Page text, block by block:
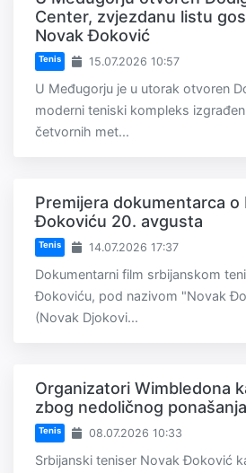
Center, zvjezdanu listu
Novak Đoković
Tenis 15.07.2026 10:57
U Međugorju je u utorak otvoren
moderni teniski kompleks
četvornih met...
Premijera dokumentarca o
Đokoviću 20. avgusta
Tenis 14.07.2026 17:37
Dokumentarni film srbijanskom
Đokoviću, pod nazivom "Novak
(Novak Djokovi...
Organizatori Wimbledona
zbog nedoličnog ponašanja
Tenis 08.07.2026 10:33
Srbijanski teniser Novak Đoković